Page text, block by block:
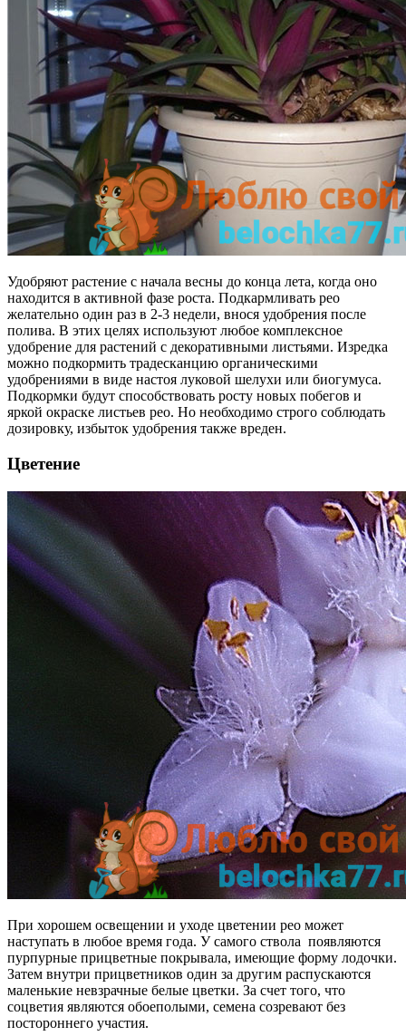
Удобряют растение с начала весны до конца лета, когда оно
находится в активной фазе роста. Подкармливать рео
желательно один раз в 2-3 недели, внося удобрения после
полива. В этих целях используют любое комплексное
удобрение для растений с декоративными листьями. Изредка
можно подкормить традесканцию органическими
удобрениями в виде настоя луковой шелухи или биогумуса.
Подкормки будут способствовать росту новых побегов и
яркой окраске листьев рео. Но необходимо строго соблюдать
дозировку, избыток удобрения также вреден.
Цветение
При хорошем освещении и уходе цветении рео может
наступать в любое время года. У самого ствола появляются
пурпурные прицветные покрывала, имеющие форму лодочки.
Затем внутри прицветников один за другим распускаются
маленькие невзрачные белые цветки. За счет того, что
соцветия являются обоеполыми, семена созревают без
постороннего участия.